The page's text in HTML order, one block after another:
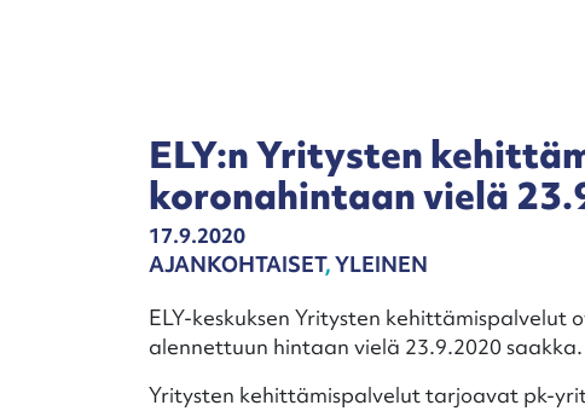
ELY:n Yritysten
koronahintaan vielä
17.9.2020
AJANKOHTAISET,YLEINEN
ELY-keskuksen Yritysten
alennettuun hintaan vielä 23.9.2020 saakka.
Yritysten kehittämispalvelut tarjoavat pk-